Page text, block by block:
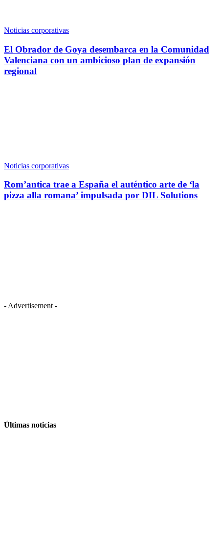
Noticias corporativas
El Obrador de Goya desembarca en la Comunidad
Valenciana con un ambicioso plan de expansión
regional
Noticias corporativas
Rom’antica trae a España el auténtico arte de ‘la
pizza alla romana’ impulsada por DIL Solutions
- Advertisement -
Últimas noticias